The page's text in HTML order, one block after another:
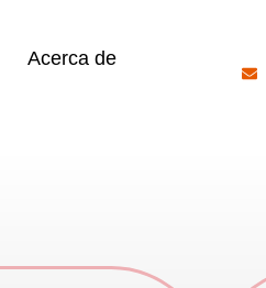
Acerca de